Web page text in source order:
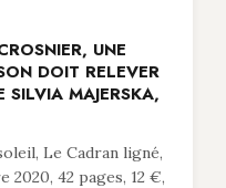
UNE
DOIT RELEVER
MAJERSKA,
Le Cadran ligné,
2020, 42 pages, 12 €,